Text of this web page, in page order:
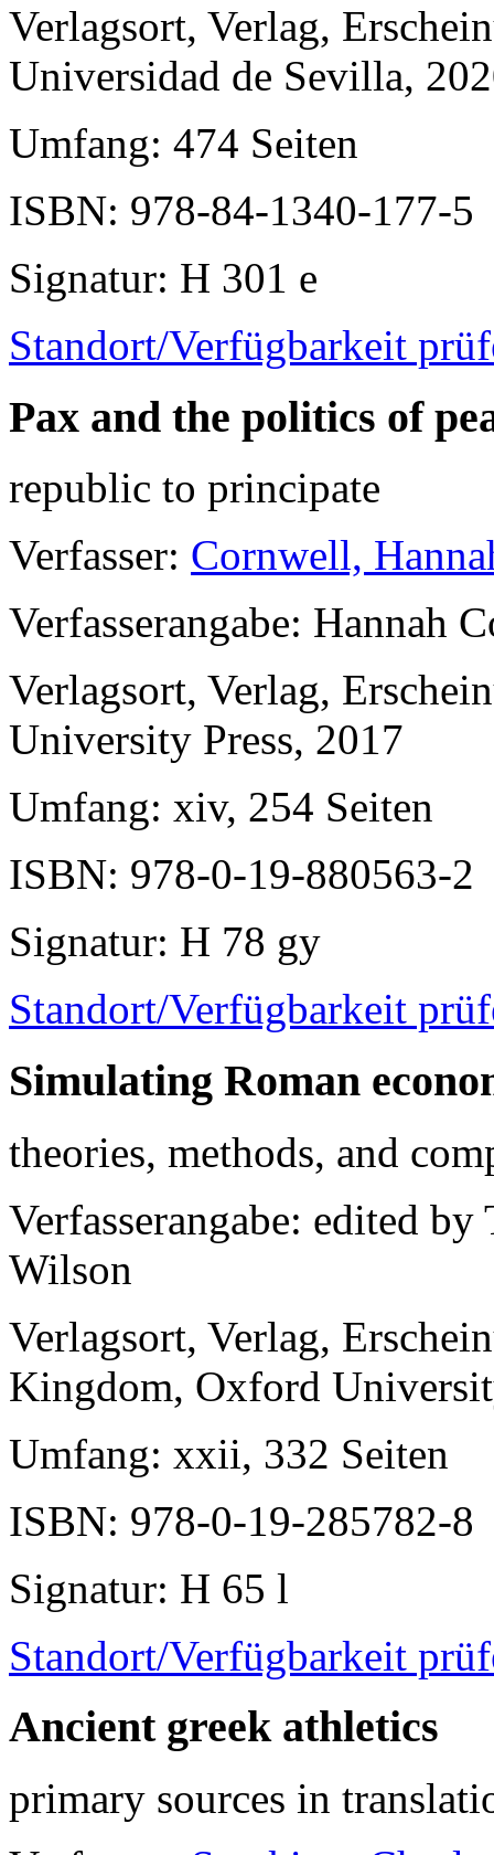
Verlagsort, Verlag,
Universidad de Sevilla,
Umfang: 474 Seiten
ISBN: 978-84-1340-177-5
Signatur: H 301 e
Standort/Verfügbarkeit
Pax and the politics of
republic to principate
Verfasser: Cornwell,
Verfasserangabe: Hannah
Verlagsort, Verlag,
University Press, 2017
Umfang: xiv, 254 Seiten
ISBN: 978-0-19-880563-2
Signatur: H 78 gy
Standort/Verfügbarkeit
Simulating Roman
theories, methods, and
Verfasserangabe: edited by
Wilson
Verlagsort, Verlag,
Kingdom, Oxford
Umfang: xxii, 332 Seiten
ISBN: 978-0-19-285782-8
Signatur: H 65 l
Standort/Verfügbarkeit
Ancient greek athletics
primary sources in